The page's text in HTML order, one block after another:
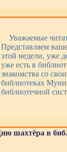
Уважаемые
Представляем
этой недели, уже
уже есть в
знакомства со
библиотеках
библиотечной
шахтёра в